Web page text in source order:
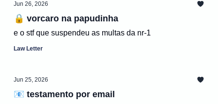
Jun 26, 2026
🔒 vorcaro na papudinha
e o stf que suspendeu as multas da nr-1
Law Letter
Jun 25, 2026
📧 testamento por email